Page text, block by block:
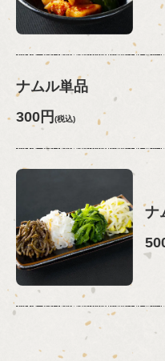
ナムル単品
300円 (税込)
ナ